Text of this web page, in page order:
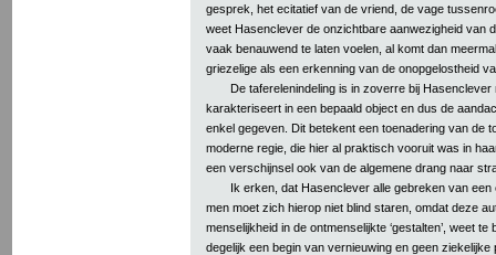
gesprek, het ecitatief van de vriend, de vage
weet Hasenclever de onzichtbare aanwezigheid van
vaak benauwend te laten voelen, al komt dan
griezelige als een erkenning van de onopgelostheid
De taferelenindeling is in zoverre bij Hasenclever
karakteriseert in een bepaald object en dus de
enkel gegeven. Dit betekent een toenadering van de
moderne regie, die hier al praktisch vooruit was in
een verschijnsel ook van de algemene drang naar
Ik erken, dat Hasenclever alle gebreken van
men moet zich hierop niet blind staren, omdat deze
menselijkheid in de ontmenselijkte ‘gestalten’, weet
degelijk een begin van vernieuwing en geen ziekelijke